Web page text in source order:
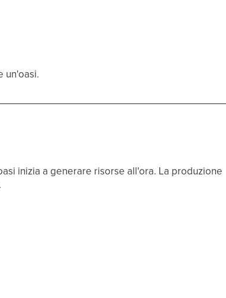
un'oasi.
inizia a generare risorse all'ora. La produzione